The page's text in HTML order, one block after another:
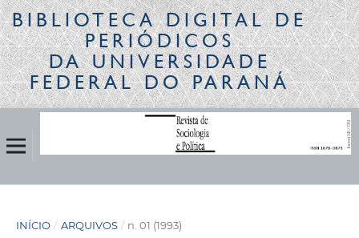
Legislação
Canais
BIBLIOTECA DIGITALDE
PERIÓDICOS
DA UNIVERSIDADE
FEDERAL DO PARANÁ
INÍCIO / ARQUIVOS / n. 01 (1993)